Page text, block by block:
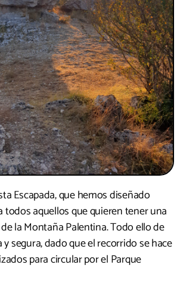
Escapada, que hemos diseñado
todos aquellos que quieren tener una
la Montaña Palentina. Todo ello de
segura, dado que el recorrido se hace
para circular por el Parque